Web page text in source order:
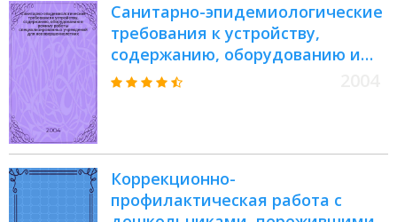
Санитарно-эпидемиологические
требования к устройству,
содержанию, оборудованию и
режиму работы
нуждающихся в социальной
реабилитации : СанПин 2.4.1201-
03
Коррекционно-
профилактическая работа с